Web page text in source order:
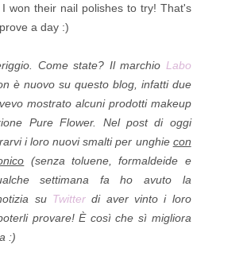
won their nail polishes to try! That's
a day :)
Come state? Il marchio Labo
è nuovo su questo blog, infatti due
mostrato alcuni prodotti makeup
Pure Flower. Nel post di oggi
i loro nuovi smalti per unghie con
(senza toluene, formaldeide e
settimana fa ho avuto la
su Twitterdi aver vinto i loro
provare! È così che sì migliora
:)